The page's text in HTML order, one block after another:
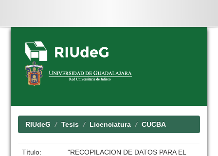
Skip
navigation
RIUdeG Tesis Licenciatura CUCBA
Título:
"RECOPILACION DE DATOS PARA EL